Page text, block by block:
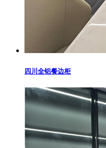
四川全铝餐边柜